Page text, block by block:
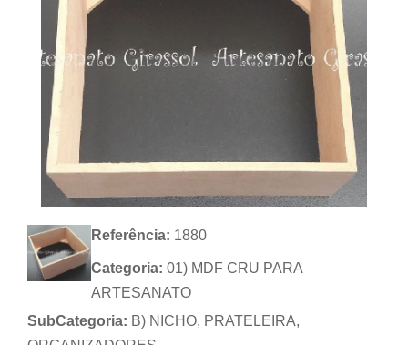
Referência: 1880
Categoria: 01) MDF CRU PARA
ARTESANATO
SubCategoria: B) NICHO, PRATELEIRA,